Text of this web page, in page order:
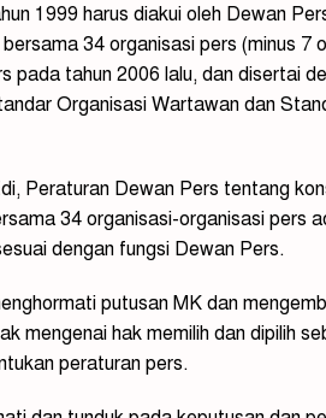
1999 harus diakui oleh Dewan
34 organisasi pers (minus 7
pada tahun 2006 lalu, dan disertai
Organisasi Wartawan dan
Peraturan Dewan Pers tentang
34 organisasi-organisasi pers
dengan fungsi Dewan Pers.
putusan MK dan
mengenai hak memilih dan dipilih
peraturan pers.